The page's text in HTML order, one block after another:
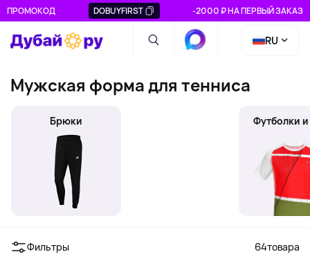
ПРОМОКОД DOBUYFIRST -2000 ₽ НА ПЕРВЫЙ ЗАКАЗ
RU
Мужская форма для тенниса
Брюки Футболки
Фильтры 64товара